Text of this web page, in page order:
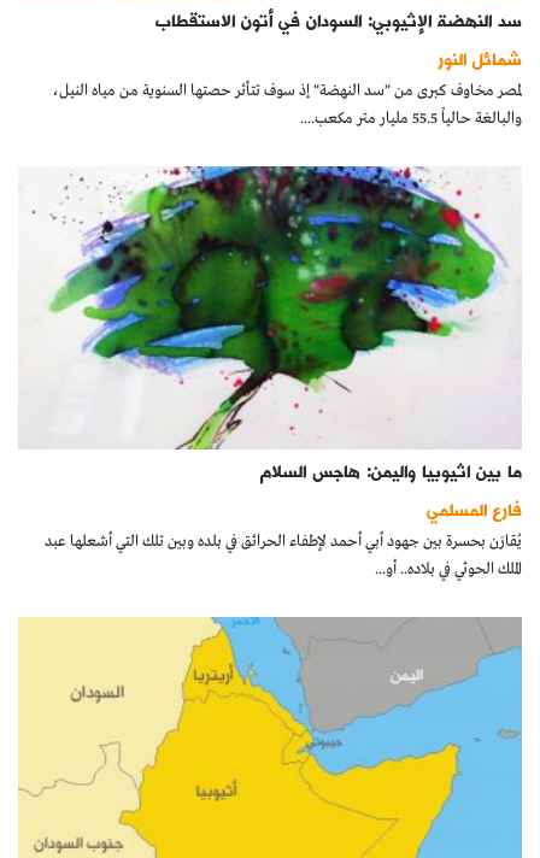
سد النهضة الإثيوبي: السودان في أتون الاستقطاب
شمائل النور
لمصر مخاوف كبرى من "سد النهضة" إذ سوف تتأثر حصتها السنوية من مياه النيل،
والبالغة حالياً 55.5 مليار متر مكعب....
ما بين اثيوبيا واليمن: هاجس السلام
فارع المسلمي
يُقارَن بحسرة بين جهود أبي أحمد لإطفاء الحرائق في بلده وبين تلك التي أشعلها عبد
الملك الحوثي في بلاده.. أو...